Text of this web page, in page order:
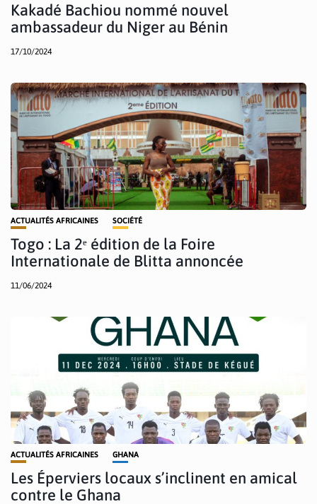
Kakadé Bachiou nommé nouvel
ambassadeur du Niger au Bénin
17/10/2024
ACTUALITÉS AFRICAINES SOCIÉTÉ
Togo : La 2ᵉ édition de la Foire
Internationale de Blitta annoncée
11/06/2024
ACTUALITÉS AFRICAINES GHANA
Les Éperviers locaux s’inclinent en amical
contre le Ghana